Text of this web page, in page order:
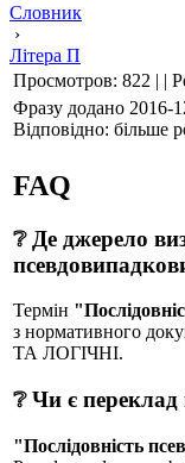
Словник
›
Літера П
Просмотров: 822 | |
Фразу додано 2016-
Відповідно: більше
FAQ
❔ Де джерело
Термін
з нормативного
ТА ЛОГІЧНІ.
❔ Чи є
"Послідовність